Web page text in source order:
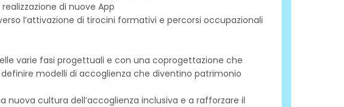
di nuove App
l’attivazione di tirocini formativi e percorsi occupazionali
varie fasi progettuali e con una coprogettazione che
modelli di accoglienza che diventino patrimonio
cultura dell’accoglienza inclusiva e a rafforzare il